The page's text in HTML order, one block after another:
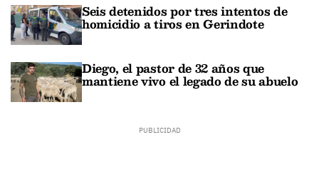
Seis detenidos por tres intentos de
homicidio a tiros en Gerindote
Diego, el pastor de 32 años que
mantiene vivo el legado de su abuelo